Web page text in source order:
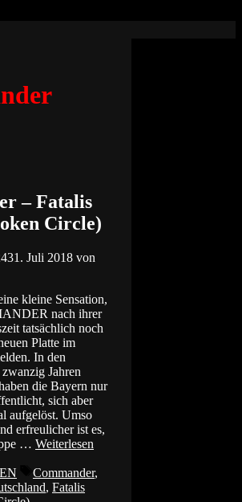
– Fatalis
Circle)
31. Juli 2018 von
kleine Sensation,
nach ihrer
tatsächlich noch
Platte im
In den
Jahren
die Bayern nur
sich aber
aufgelöst. Umso
erfreulicher ist es,
… Weiterlesen
Schlagwörter
Commander,
, Fatalis